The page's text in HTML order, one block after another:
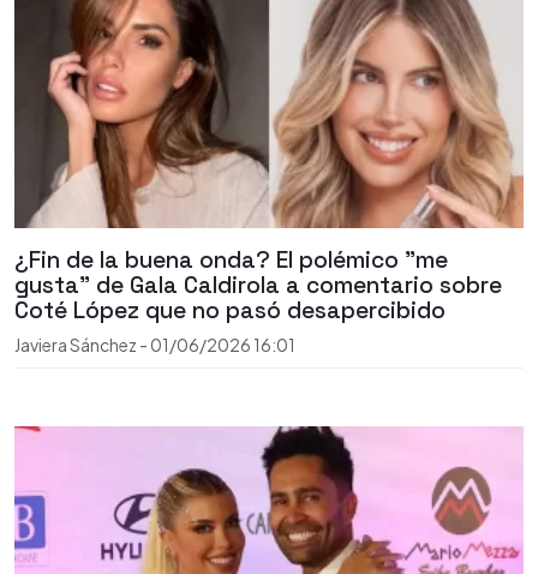
¿Fin de la buena onda? El polémico "me
gusta" de Gala Caldirola a comentario sobre
Coté López que no pasó desapercibido
Javiera Sánchez - 01/06/2026 16:01